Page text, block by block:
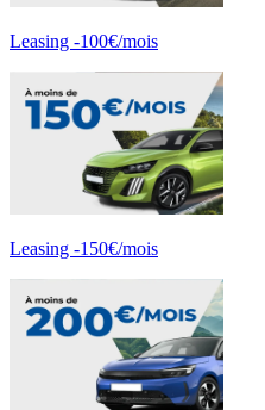
Leasing -100€/mois
Leasing -150€/mois